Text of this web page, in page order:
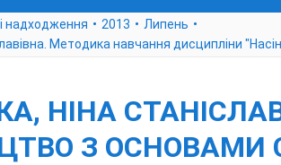
надходження 2013
Липень
Методика навчання дисципліни
НІНА
З ОСНОВАМИ